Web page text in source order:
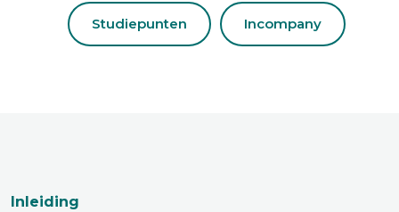
Studiepunten Incompany
Inleiding